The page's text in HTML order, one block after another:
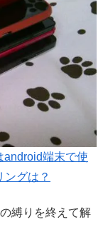
android端末で使
ングは？
縛りを終えて解